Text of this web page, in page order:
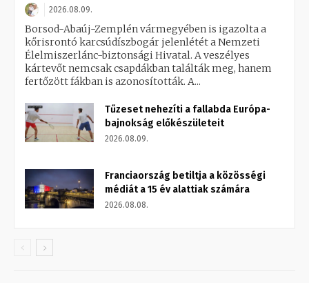
2026.08.09.
Borsod-Abaúj-Zemplén vármegyében is igazolta a
kőrisrontó karcsúdíszbogár jelenlétét a Nemzeti
Élelmiszerlánc-biztonsági Hivatal. A veszélyes
kártevőt nemcsak csapdákban találták meg, hanem
fertőzött fákban is azonosították. A...
Tűzeset nehezíti a fallabda Európa-
bajnokság előkészületeit
2026.08.09.
Franciaország betiltja a közösségi
médiát a 15 év alattiak számára
2026.08.08.